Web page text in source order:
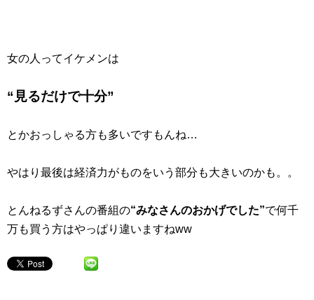
女の人ってイケメンは
“見るだけで十分”
とかおっしゃる方も多いですもんね…
やはり最後は経済力がものをいう部分も大きいのかも。。
とんねるずさんの番組の“みなさんのおかげでした”で何千
万も買う方はやっぱり違いますねww